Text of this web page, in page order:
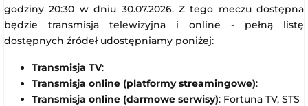
godziny 20:30 w dniu 30.07.2026. Z tego meczu dostępna
będzie transmisja telewizyjna i online - pełną listę
dostępnych źródeł udostępniamy poniżej:
Transmisja TV:
Transmisja online (platformy streamingowe):
Transmisja online (darmowe serwisy): Fortuna TV, STS